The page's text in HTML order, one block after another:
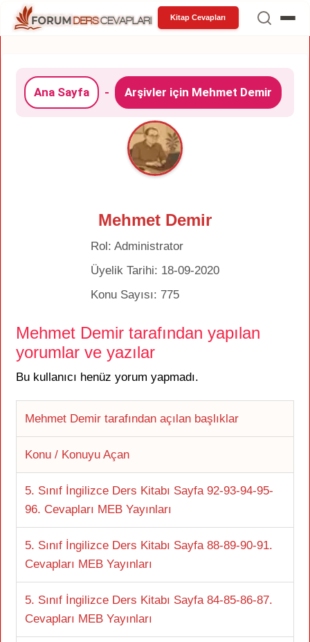
Kitap Cevapları
Ana Sayfa - Arşivler için Mehmet Demir
Mehmet Demir
Rol: Administrator
Üyelik Tarihi: 18-09-2020
Konu Sayısı: 775
Mehmet Demir tarafından yapılan
yorumlar ve yazılar
Bu kullanıcı henüz yorum yapmadı.
Mehmet Demir tarafından açılan başlıklar
Konu / Konuyu Açan
5. Sınıf İngilizce Ders Kitabı Sayfa 92-93-94-95-
96. Cevapları MEB Yayınları
5. Sınıf İngilizce Ders Kitabı Sayfa 88-89-90-91.
Cevapları MEB Yayınları
5. Sınıf İngilizce Ders Kitabı Sayfa 84-85-86-87.
Cevapları MEB Yayınları